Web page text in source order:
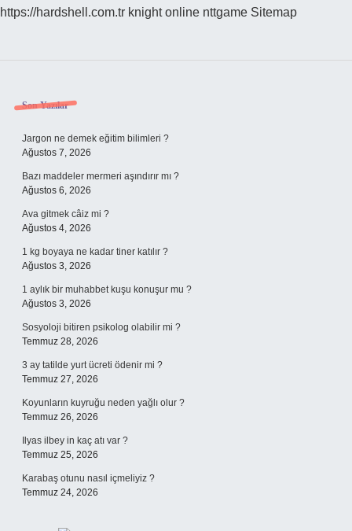
https://hardshell.com.tr knight online nttgame Sitemap
Sidebar
Son Yazılar
Jargon ne demek eğitim bilimleri ?
Ağustos 7, 2026
Bazı maddeler mermeri aşındırır mı ?
Ağustos 6, 2026
Ava gitmek câiz mi ?
Ağustos 4, 2026
1 kg boyaya ne kadar tiner katılır ?
Ağustos 3, 2026
1 aylık bir muhabbet kuşu konuşur mu ?
Ağustos 3, 2026
Sosyoloji bitiren psikolog olabilir mi ?
Temmuz 28, 2026
3 ay tatilde yurt ücreti ödenir mi ?
Temmuz 27, 2026
Koyunların kuyruğu neden yağlı olur ?
Temmuz 26, 2026
Ilyas ilbey in kaç atı var ?
Temmuz 25, 2026
Karabaş otunu nasıl içmeliyiz ?
Temmuz 24, 2026